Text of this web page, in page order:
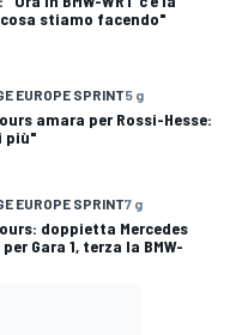
stiamo facendo"
EUROPE SPRINT5 g
amara per Rossi-Hesse:
più"
EUROPE SPRINT7 g
doppietta Mercedes
Gara 1, terza la BMW-